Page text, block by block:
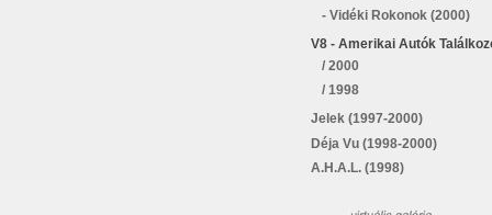
- Vidéki Rokonok (2000)
V8 - Amerikai Autók
/ 2000
/ 1998
Jelek (1997-2000)
Déja Vu (1998-2000)
A.H.A.L. (1998)